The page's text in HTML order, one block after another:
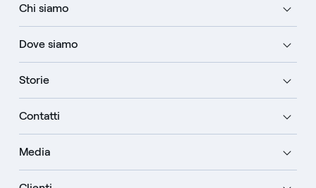
Chi siamo
Dove siamo
Storie
Contatti
Media